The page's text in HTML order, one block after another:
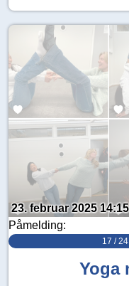
23. februar 2025 14:15
Påmelding:
17 / 24
Yoga